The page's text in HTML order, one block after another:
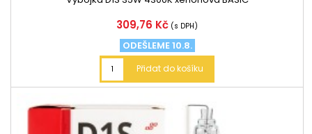
Cena
309,76 Kč (s DPH)
ODEŠLEME 10.8.
Přidat do košíku